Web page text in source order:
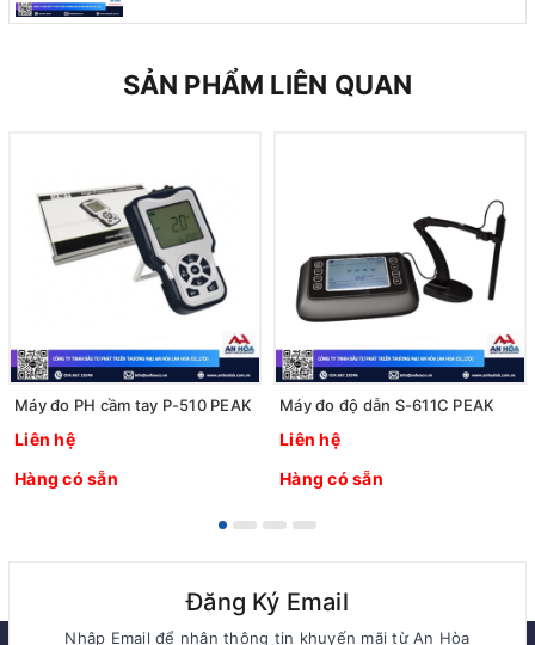
SẢN PHẨM LIÊN QUAN
Máy đo PH cầm tay P-510 PEAK
Liên hệ
Hàng có sẵn
Máy đo độ dẫn S-611C PEAK
Liên hệ
Hàng có sẵn
Đăng Ký Email
Nhập Email để nhận thông tin khuyến mãi từ An Hòa